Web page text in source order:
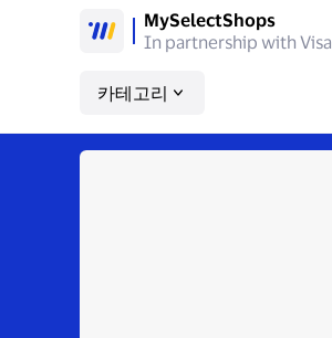
MySelectShops
In partnership with Visa
카테고리